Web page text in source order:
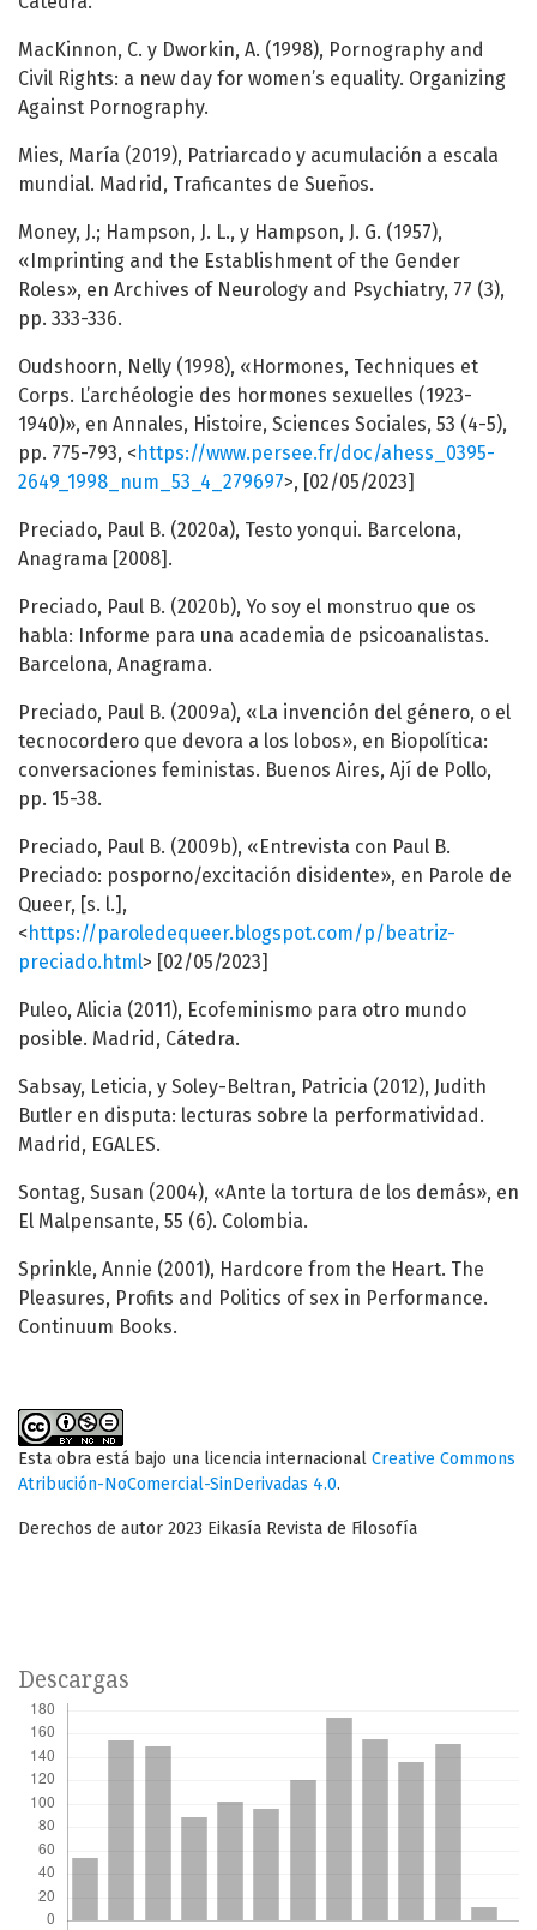
MacKinnon, C. y Dworkin, A. (1998), Pornography and
Civil Rights: a new day for women’s equality. Organizing
Against Pornography.
Mies, María (2019), Patriarcado y acumulación a escala
mundial. Madrid, Traficantes de Sueños.
Money, J.; Hampson, J. L., y Hampson, J. G. (1957),
«Imprinting and the Establishment of the Gender
Roles», en Archives of Neurology and Psychiatry, 77 (3),
pp. 333-336.
Oudshoorn, Nelly (1998), «Hormones, Techniques et
Corps. L’archéologie des hormones sexuelles (1923-
1940)», en Annales, Histoire, Sciences Sociales, 53 (4-5),
pp. 775-793, <https://www.persee.fr/doc/ahess_0395-
2649_1998_num_53_4_279697>, [02/05/2023]
Preciado, Paul B. (2020a), Testo yonqui. Barcelona,
Anagrama [2008].
Preciado, Paul B. (2020b), Yo soy el monstruo que os
habla: Informe para una academia de psicoanalistas.
Barcelona, Anagrama.
Preciado, Paul B. (2009a), «La invención del género, o el
tecnocordero que devora a los lobos», en Biopolítica:
conversaciones feministas. Buenos Aires, Ají de Pollo,
pp. 15-38.
Preciado, Paul B. (2009b), «Entrevista con Paul B.
Preciado: posporno/excitación disidente», en Parole de
Queer, [s. l.],
<https://paroledequeer.blogspot.com/p/beatriz-
preciado.html> [02/05/2023]
Puleo, Alicia (2011), Ecofeminismo para otro mundo
posible. Madrid, Cátedra.
Sabsay, Leticia, y Soley-Beltran, Patricia (2012), Judith
Butler en disputa: lecturas sobre la performatividad.
Madrid, EGALES.
Sontag, Susan (2004), «Ante la tortura de los demás», en
El Malpensante, 55 (6). Colombia.
Sprinkle, Annie (2001), Hardcore from the Heart. The
Pleasures, Profits and Politics of sex in Performance.
Continuum Books.
Esta obra está bajo una licencia internacional Creative Commons
Atribución-NoComercial-SinDerivadas 4.0.
Derechos de autor 2023 Eikasía Revista de Filosofía
Descargas